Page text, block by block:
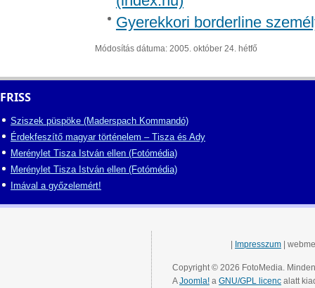
Gyerekkori borderline
Módosítás dátuma: 2005. október 24. hétfő
FRISS
Sziszek püspöke (Maderspach Kommandó)
Érdekfeszítő magyar történelem – Tisza és Ady
Merénylet Tisza István ellen (Fotómédia)
Merénylet Tisza István ellen (Fotómédia)
Imával a győzelemért!
Impresszum |
Copyright © 2026 FotoMedia.
AJoomla! a GNU/GPL licenc alatt